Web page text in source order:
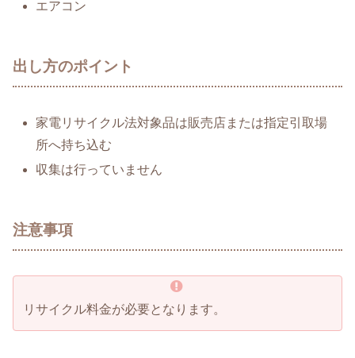
エアコン
出し方のポイント
家電リサイクル法対象品は販売店または指定引取場
所へ持ち込む
収集は行っていません
注意事項
リサイクル料金が必要となります。